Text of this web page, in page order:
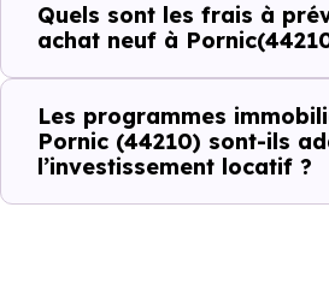
(44210) :
Prix
minimum
Quels sont les frais à
achat neuf à
Les programmes
Pornic (44210) sont-ils
l’investissement locatif ?